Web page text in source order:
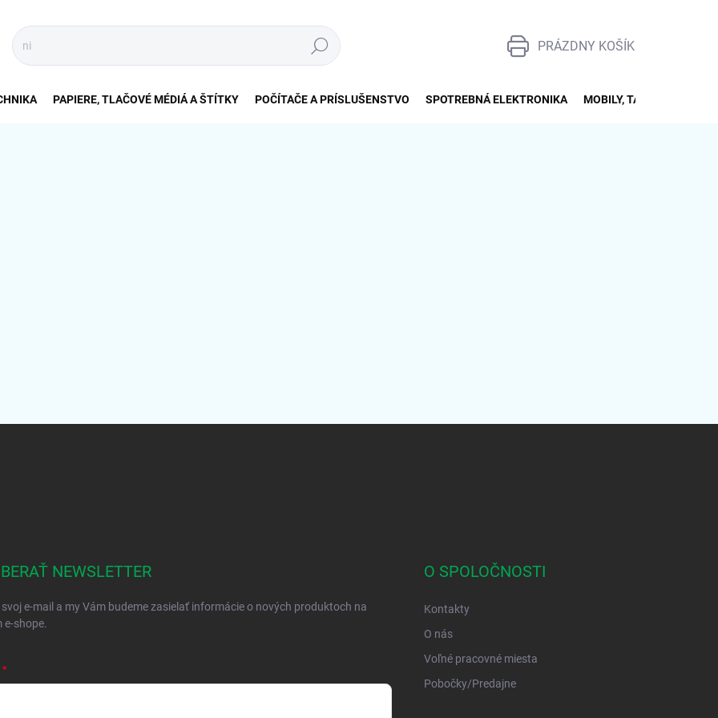
Hľadať
NÁKUPNÝ
PRÁZDNY KOŠÍK
PAPIERE, TLAČOVÉ MÉDIÁ A ŠTÍTKY POČÍTAČE A PRÍSLUŠENSTVO SPOTREBNÁ ELEKTRONIKA MOBILY, TABLETY, SMART
NEWSLETTER
e-mail a my Vám budeme zasielať informácie o nových produktoch na
e-shope.
O SPOLOČNOSTI
Kontakty
O nás
Voľné pracovné miesta
Pobočky/Predajne